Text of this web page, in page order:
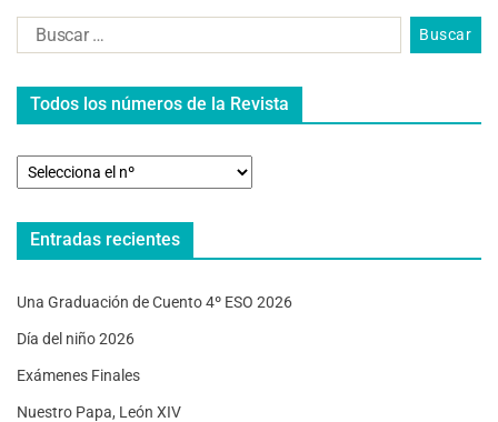
Todos los números de la Revista
Entradas recientes
Una Graduación de Cuento 4º ESO 2026
Día del niño 2026
Exámenes Finales
Nuestro Papa, León XIV